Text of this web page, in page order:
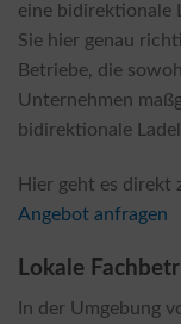
eine bidirektionale
Sie hier genau
Betriebe, die
Unternehmen
bidirektionale
Hier geht es direkt
Angebot anfragen
Lokale
In der Umgebung